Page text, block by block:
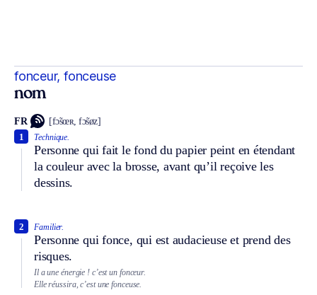
fonceur, fonceuse
nom
FR [fɔ̃sœʀ, fɔ̃søz]
Technique.
Personne qui fait le fond du papier peint en étendant
la couleur avec la brosse, avant qu’il reçoive les
dessins.
1
Familier.
Personne qui fonce, qui est audacieuse et prend des
risques.
2
Il a une énergie ! c’est un fonceur.
Elle réussira, c’est une fonceuse.